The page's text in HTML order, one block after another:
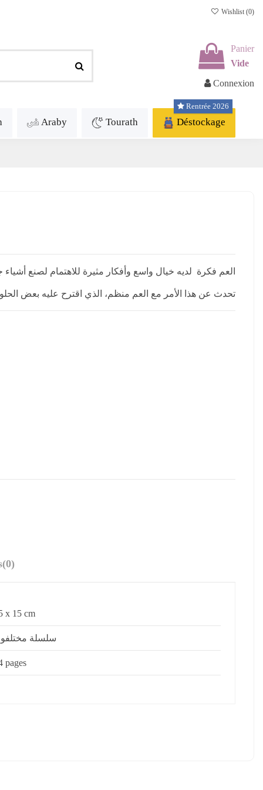
Wishlist (0)
Panier
Vide
Connexion
Araby Tourath Déstockage
Rentrée 2026
العم فكرة لديه خيال واسع وأفكار مثيرة للاهتمام لصنع
تحدث عن هذا الأمر مع العم منظم، الذي اقترح عليه بعض
(0)
x 15 cm
سلسلة
pages